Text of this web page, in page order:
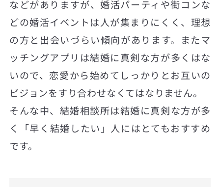
などがありますが、婚活パーティや街コンな
どの婚活イベントは人が集まりにくく、理想
の方と出会いづらい傾向があります。またマ
ッチングアプリは結婚に真剣な方が多くはな
いので、恋愛から始めてしっかりとお互いの
ビジョンをすり合わせなくてはなりません。
そんな中、結婚相談所は結婚に真剣な方が多
く「早く結婚したい」人にはとてもおすすめ
です。